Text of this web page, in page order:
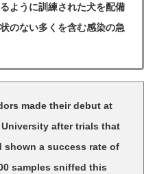
ように訓練された犬を配備
のない多くを含む感染の急
made their debut at
after trials that
shown a success rate of
samples sniffed this